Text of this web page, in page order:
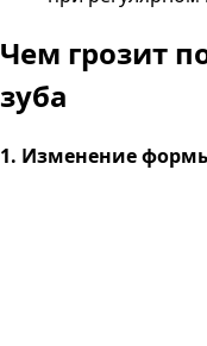
Чем грозит
зуба
1. Изменение